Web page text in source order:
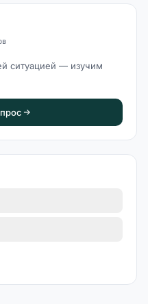
ситуацией — изучим